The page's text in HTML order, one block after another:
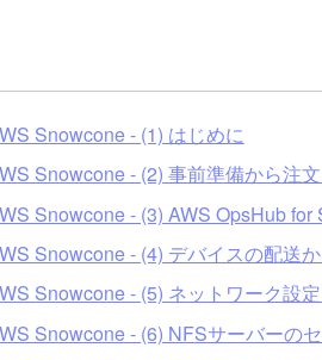
Snowcone - (1) はじめに
Snowcone - (2) 事前準備から注
Snowcone - (3) AWS OpsHub
Snowcone - (4) デバイスの配送
Snowcone - (5) ネットワーク設
Snowcone - (6) NFSサーバーの